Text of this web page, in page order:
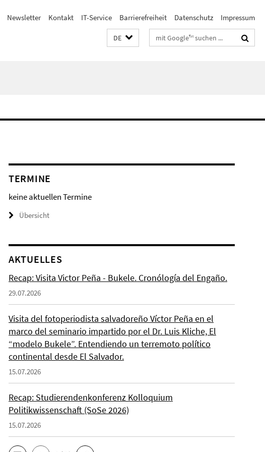
Newsletter Kontakt IT-Service Barrierefreiheit Datenschutz Impressum
DE Suchbegriffe
TERMINE
keine aktuellen Termine
Übersicht
AKTUELLES
Recap: Visita Victor Peña - Bukele. Cronólogía del Engaño.
29.07.2026
Visita del fotoperiodista salvadoreño Víctor Peña en el
marco del seminario impartido por el Dr. Luis Kliche, El
“modelo Bukele”. Entendiendo un terremoto político
continental desde El Salvador.
15.07.2026
Recap: Studierendenkonferenz Kolloquium
Politikwissenschaft (SoSe 2026)
15.07.2026